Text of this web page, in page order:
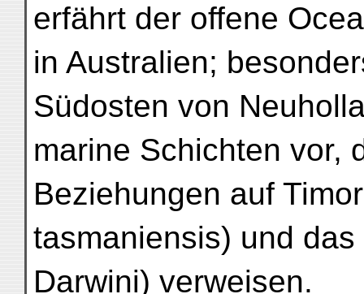
erfährt der offene
in Australien;
Südosten von
marine Schichten vor,
Beziehungen auf
tasmaniensis) und
Darwini) verweisen.